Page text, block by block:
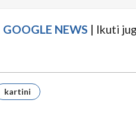
GOOGLE NEWS | Ikuti
kartini